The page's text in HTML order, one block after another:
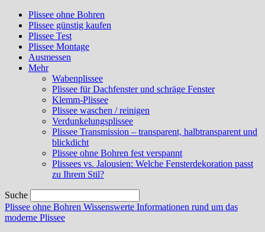
Plissee ohne Bohren
Plissee günstig kaufen
Plissee Test
Plissee Montage
Ausmessen
Mehr
Wabenplissee
Plissee für Dachfenster und schräge Fenster
Klemm-Plissee
Plissee waschen / reinigen
Verdunkelungsplissee
Plissee Transmission – transparent, halbtransparent und
blickdicht
Plissee ohne Bohren fest verspannt
Plissees vs. Jalousien: Welche Fensterdekoration passt
zu Ihrem Stil?
Suche
Plissee ohne Bohren Wissenswerte Informationen rund um das
moderne Plissee